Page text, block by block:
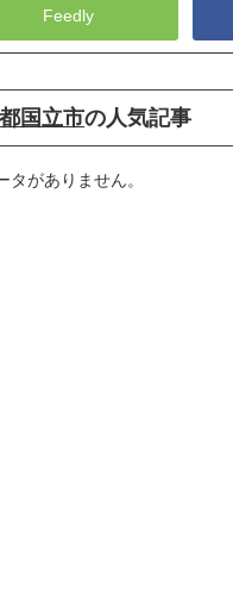
Feedly
国立市の人気記事
タがありません。